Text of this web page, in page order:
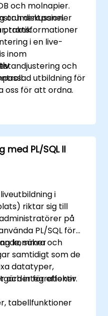
och molnapier.
transformationer
inom
och
och diskussion.
praktik.
i en live-
utbildning för
oss för att ordna.
med PL/SQL II
i
riktar sig till
på
PL/SQL för
säkra och
samtidigt som de
och integrationer.
kommer
datatyper,
för effektiv
tabellfunktioner